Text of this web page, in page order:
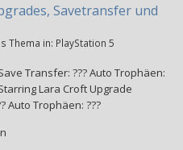
Savetransfer und
's Thema in: PlayStation 5
Transfer: ??? Auto Trophäen:
Lara Croft Upgrade
Auto Trophäen: ???